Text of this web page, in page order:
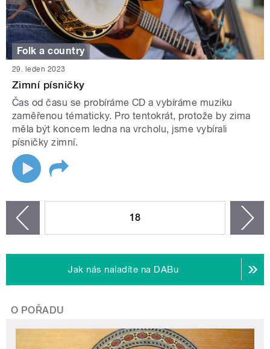
Folk a country
29. leden 2023
Zimní písničky
Čas od času se probíráme CD a vybíráme muziku
zaměřenou tématicky. Pro tentokrát, protože by zima
měla být koncem ledna na vrcholu, jsme vybírali
písničky zimní.
18
Jak nás naladíte na DABu
O POŘADU